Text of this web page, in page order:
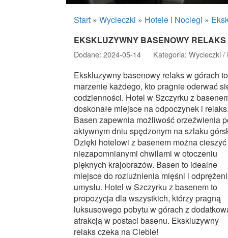
Start » Wycieczki » Hotele i Noclegi »
EKSKLUZYWNY BASENOWY RELAKS
Dodane: 2024-05-14 Kategoria: Wycieczki /
Ekskluzywny basenowy relaks w górach to
marzenie każdego, kto pragnie oderwać
codzienności. Hotel w Szczyrku z
doskonałe miejsce na odpoczynek i
Basen zapewnia możliwość orzeźwienia
aktywnym dniu spędzonym na szlaku
Dzięki hotelowi z basenem można
niezapomnianymi chwilami w otoczeniu
pięknych krajobrazów. Basen to idealne
miejsce do rozluźnienia mięśni i
umysłu. Hotel w Szczyrku z basenem to
propozycja dla wszystkich, którzy pragną
luksusowego pobytu w górach z
atrakcją w postaci basenu. Ekskluzywny
relaks czeka na Ciebie!